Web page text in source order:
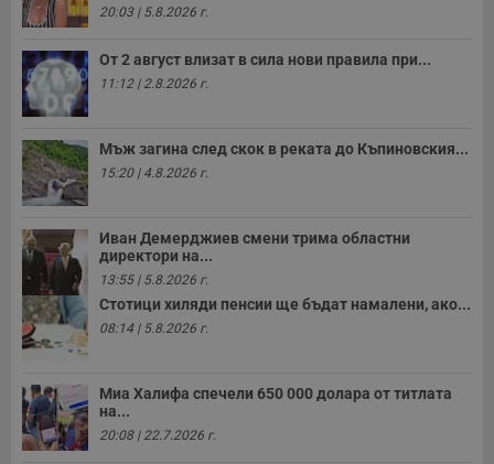
20:03 | 5.8.2026 г.
От 2 август влизат в сила нови правила при...
11:12 | 2.8.2026 г.
Мъж загина след скок в реката до Къпиновския...
15:20 | 4.8.2026 г.
Иван Демерджиев смени трима областни
директори на...
13:55 | 5.8.2026 г.
Стотици хиляди пенсии ще бъдат намалени, ако...
08:14 | 5.8.2026 г.
Миа Халифа спечели 650 000 долара от титлата
на...
20:08 | 22.7.2026 г.